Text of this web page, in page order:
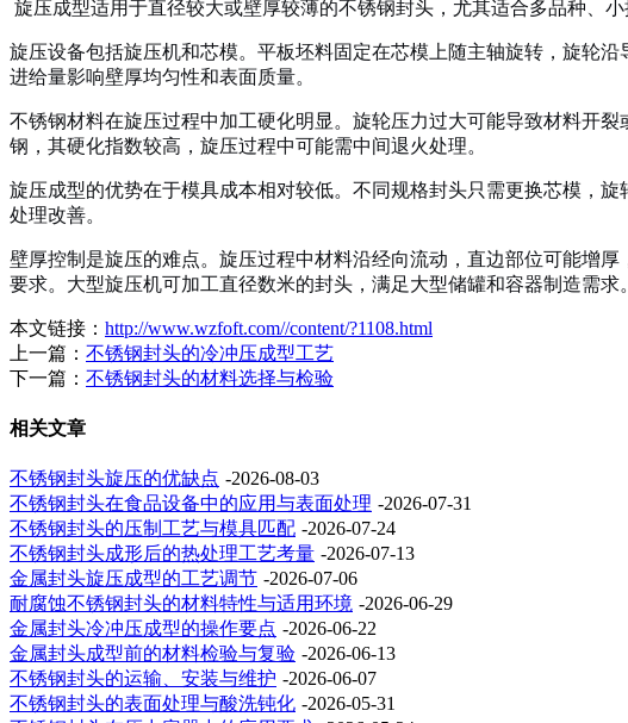
旋压成型适用于直径较大或壁厚较薄的不锈钢封头，尤其适合多品种、
旋压设备包括旋压机和芯模。平板坯料固定在芯模上随主轴旋转，旋轮
进给量影响壁厚均匀性和表面质量。
不锈钢材料在旋压过程中加工硬化明显。旋轮压力过大可能导致材料开
钢，其硬化指数较高，旋压过程中可能需中间退火处理。
旋压成型的优势在于模具成本相对较低。不同规格封头只需更换芯模，
处理改善。
壁厚控制是旋压的难点。旋压过程中材料沿经向流动，直边部位可能增
要求。大型旋压机可加工直径数米的封头，满足大型储罐和容器制造需求。
本文链接： http://www.wzfoft.com//content/?1108.html
上一篇： 不锈钢封头的冷冲压成型工艺
下一篇： 不锈钢封头的材料选择与检验
相关文章
不锈钢封头旋压的优缺点 -2026-08-03
不锈钢封头在食品设备中的应用与表面处理 -2026-07-31
不锈钢封头的压制工艺与模具匹配 -2026-07-24
不锈钢封头成形后的热处理工艺考量 -2026-07-13
金属封头旋压成型的工艺调节 -2026-07-06
耐腐蚀不锈钢封头的材料特性与适用环境 -2026-06-29
金属封头冷冲压成型的操作要点 -2026-06-22
金属封头成型前的材料检验与复验 -2026-06-13
不锈钢封头的运输、安装与维护 -2026-06-07
不锈钢封头的表面处理与酸洗钝化 -2026-05-31